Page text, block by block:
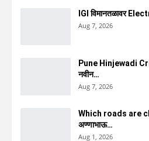
IGI विमानतळावर
Aug 7, 2026
Pune Hinjewadi
नवीन…
Aug 7, 2026
Which roads are
अण्णाभाऊ…
Aug 1, 2026